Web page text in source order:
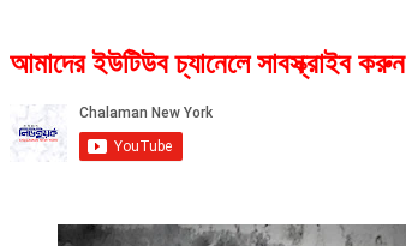
আমাদের ইউটিউব চ্যানেলে সাবস্ক্রাইব করুন